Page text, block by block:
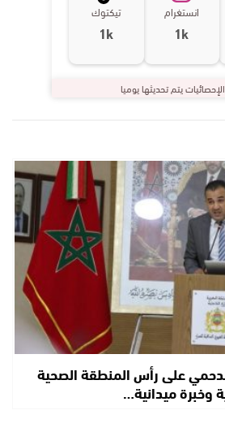
انستغرام
1k
تيكتوك
1k
يتم تحديثها يوميا
على رأس المنطقة الصحية
وخبرة ميدانية…